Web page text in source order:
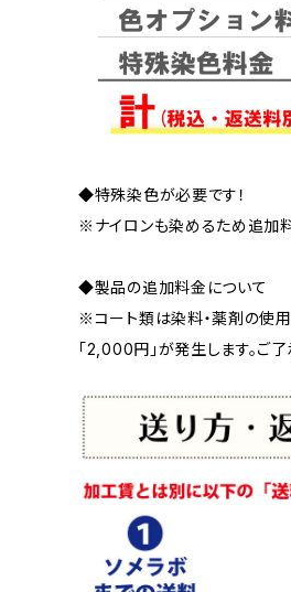
◆特殊染色が必要です！
※ナイロンも染めるため追加
◆製品の追加料金について
※コート類は染料・薬剤の使
「2,000円」が発生します。ご了